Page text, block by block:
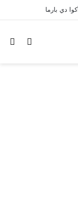
تسجيل